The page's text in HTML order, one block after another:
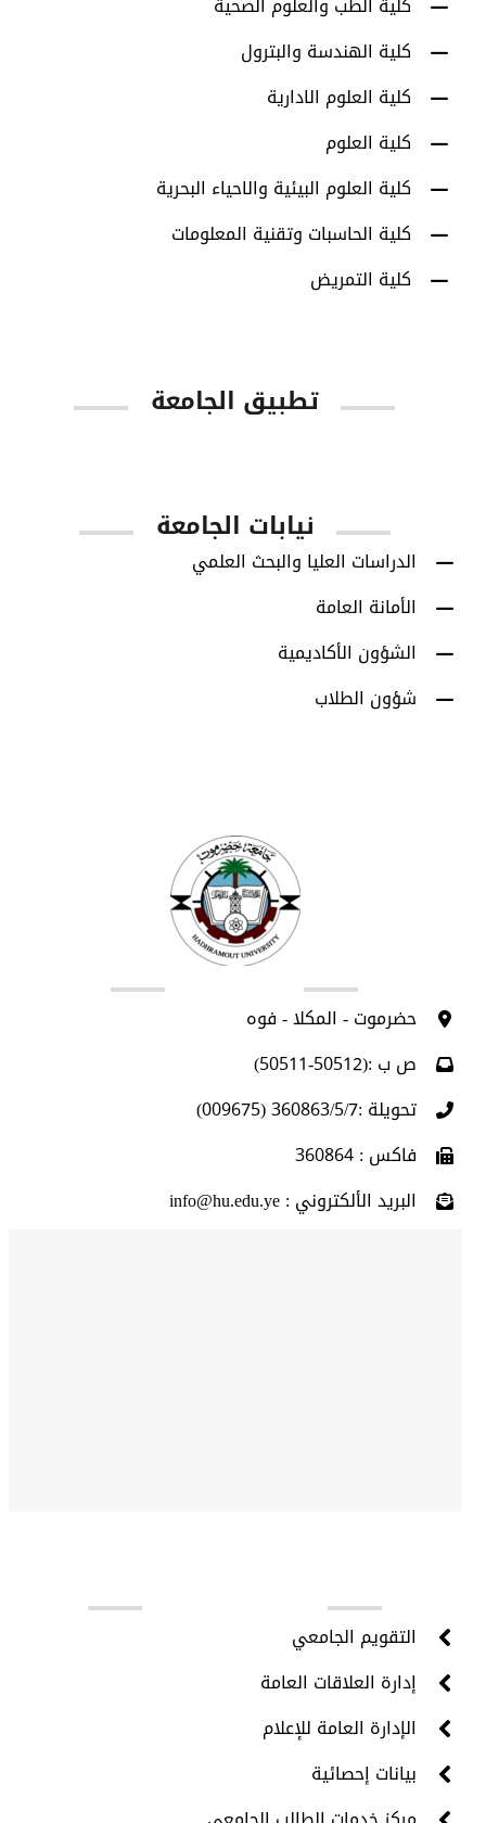
كلية الهندسة والبترول
كلية العلوم الادارية
كلية العلوم
كلية العلوم البيئية والاحياء البحرية
كلية الحاسبات وتقنية المعلومات
كلية التمريض
تطبيق الجامعة
نيابات الجامعة
الدراسات العليا والبحث العلمي
الأمانة العامة
الشؤون الأكاديمية
شؤون الطلاب
حضرموت - المكلا - فوه
ص ب :(50512-50511)
تحويلة :360863/5/7 (009675)
فاكس : 360864
البريد الألكتروني : info@hu.edu.ye
التقويم الجامعي
إدارة العلاقات العامة
الإدارة العامة للإعلام
بيانات إحصائية